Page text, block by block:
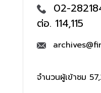
02-
ต่อ. 114,115
จำนวนผู้เข้าชม